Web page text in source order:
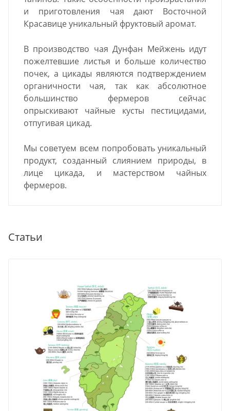
и приготовления чая дают Восточной
Красавице уникальный фруктовый аромат.
В производство чая Дунфан Мейжень идут
пожелтевшие листья и больше количество
почек, а цикады являются подтверждением
органичности чая, так как абсолютное
большинство фермеров сейчас
опрыскивают чайные кусты пестицидами,
отпугивая цикад.
Мы советуем всем попробовать уникальный
продукт, созданный слиянием природы, в
лице цикада, и мастерством чайных
фермеров.
Статьи